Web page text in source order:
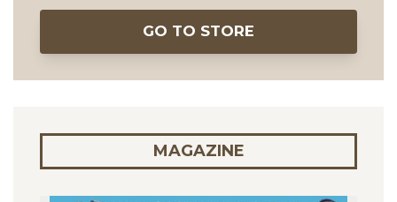
GO TO STORE
MAGAZINE